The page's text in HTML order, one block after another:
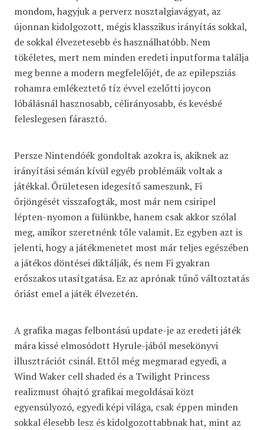
mondom, hagyjuk a perverz nosztalgiavágyat, az
újonnan kidolgozott, mégis klasszikus irányítás sokkal,
de sokkal élvezetesebb és használhatóbb. Nem
tökéletes, mert nem minden eredeti inputforma találja
meg benne a modern megfelelőjét, de az epilepsziás
rohamra emlékeztető tíz évvel ezelőtti joycon
lóbálásnál hasznosabb, célirányosabb, és kevésbé
feleslegesen fárasztó.
Persze Nintendóék gondoltak azokra is, akiknek az
irányítási sémán kívül egyéb problémáik voltak a
játékkal. Őrületesen idegesítő sameszunk, Fi
őrjöngését visszafogták, most már nem csiripel
lépten-nyomon a fülünkbe, hanem csak akkor szólal
meg, amikor szeretnénk tőle valamit. Ez egyben azt is
jelenti, hogy a játékmenetet most már teljes egészében
a játékos döntései diktálják, és nem Fi gyakran
erőszakos utasítgatása. Ez az aprónak tűnő változtatás
óriást emel a játék élvezetén.
A grafika magas felbontású update-je az eredeti játék
mára kissé elmosódott Hyrule-jából mesekönyvi
illusztrációt csinál. Ettől még megmarad egyedi, a
Wind Waker cell shaded és a Twilight Princess
realizmust óhajtó grafikai megoldásai közt
egyensúlyozó, egyedi képi világa, csak éppen minden
sokkal élesebb lesz és kidolgozottabbnak hat, mint az